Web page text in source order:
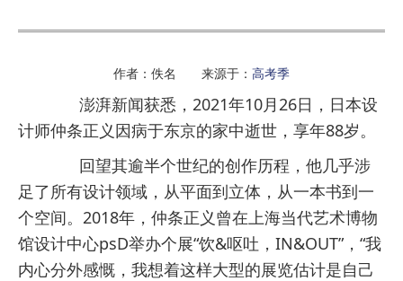
作者：佚名 来源于： 高考季
澎湃新闻获悉，2021年10月26日，日本设
计师仲条正义因病于东京的家中逝世，享年88岁。
回望其逾半个世纪的创作历程，他几乎涉
足了所有设计领域，从平面到立体，从一本书到一
个空间。2018年，仲条正义曾在上海当代艺术博物
馆设计中心psD举办个展“饮&呕吐，IN&OUT”，“我
内心分外感慨，我想着这样大型的展览估计是自己